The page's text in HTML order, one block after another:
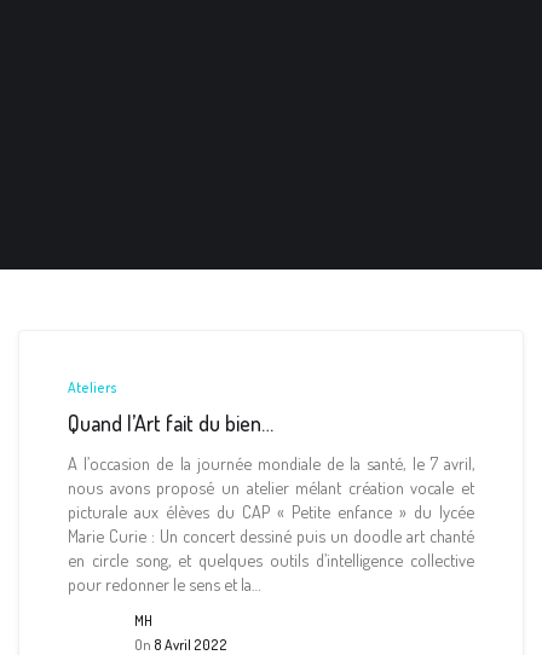
Ateliers
Quand l’Art fait du bien…
A l’occasion de la journée mondiale de la santé, le 7 avril,
nous avons proposé un atelier mélant création vocale et
picturale aux élèves du CAP « Petite enfance » du lycée
Marie Curie : Un concert dessiné puis un doodle art chanté
en circle song, et quelques outils d’intelligence collective
pour redonner le sens et la…
MH
On 8 Avril 2022